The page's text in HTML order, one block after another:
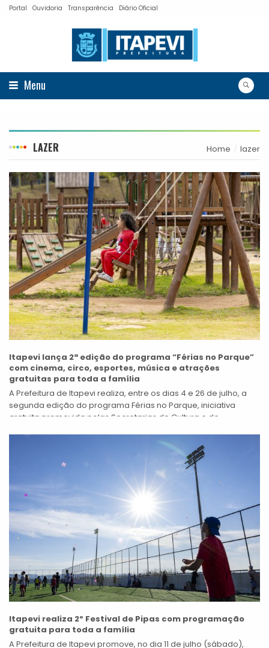
Portal Ouvidoria Transparência Diário Oficial
Menu
LAZER Home lazer
Itapevi lança 2ª edição do programa “Férias no Parque”
com cinema, circo, esportes, música e atrações
gratuitas para toda a família
A Prefeitura de Itapevi realiza, entre os dias 4 e 26 de julho, a
segunda edição do programa Férias no Parque, iniciativa
gratuita promovida pelas Secretarias de Cultura e de...
Itapevi realiza 2º Festival de Pipas com programação
gratuita para toda a família
A Prefeitura de Itapevi promove, no dia 11 de julho (sábado),